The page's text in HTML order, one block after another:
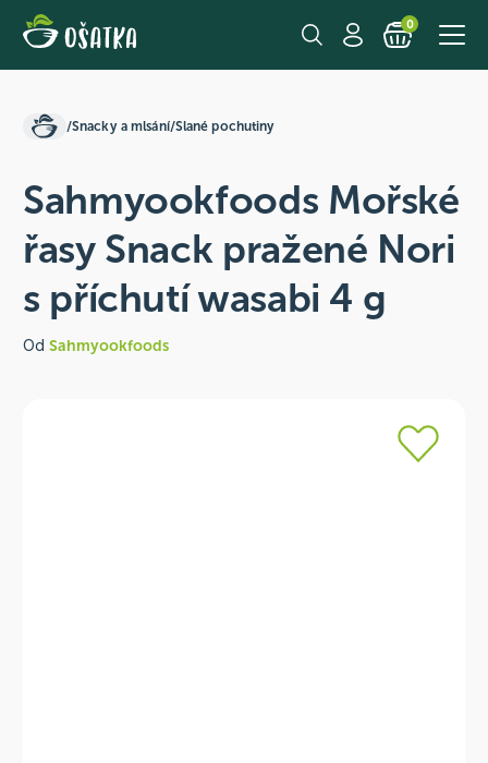
0
/Snacky a mlsání/Slané pochutiny
Sahmyookfoods Mořské
řasy Snack pražené Nori
s příchutí wasabi 4 g
Od Sahmyookfoods